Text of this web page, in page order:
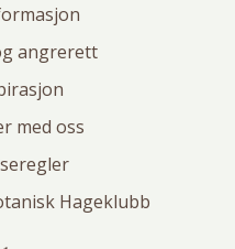
angrerett
med oss
Hageklubb